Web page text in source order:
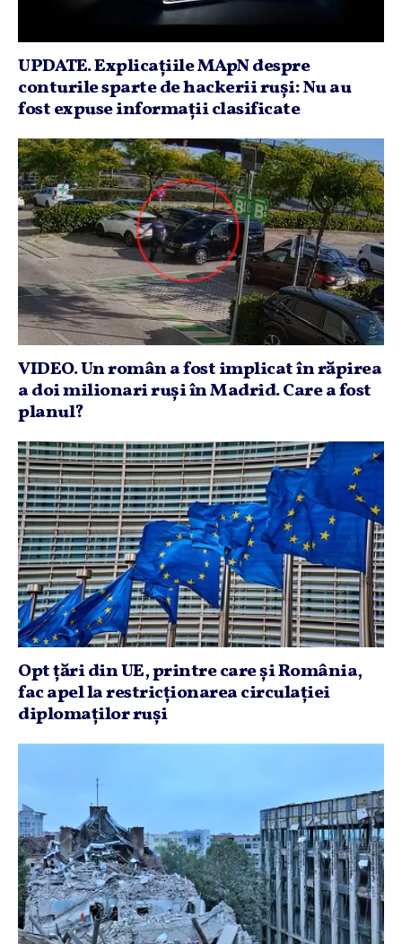
UPDATE. Explicaţiile MApN despre
conturile sparte de hackerii ruşi: Nu au
fost expuse informaţii clasificate
VIDEO. Un român a fost implicat în răpirea
a doi milionari ruşi în Madrid. Care a fost
planul?
Opt ţări din UE, printre care şi România,
fac apel la restricţionarea circulaţiei
diplomaţilor ruşi